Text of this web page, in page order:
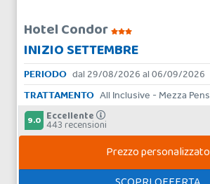
Hotel Condor
INIZIO SETTEMBRE
PERIODO dal 29/08/2026 al 06/09/2026
TRATTAMENTO
9.0 Eccellente
443 recensioni
Prezzo personalizzato